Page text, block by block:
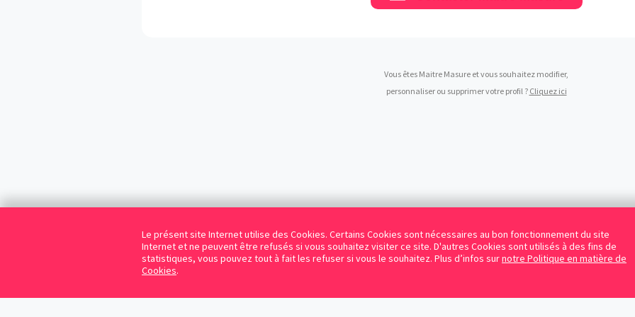
Le présent site Internet utilise des Cookies. Certains Cookies sont nécessaires au bon fonctionnement du site
Internet et ne peuvent être refusés si vous souhaitez visiter ce site. D'autres Cookies sont utilisés à des fins de
statistiques, vous pouvez tout à fait les refuser si vous le souhaitez. Plus d’infos surnotre Politique en matière de
Cookies.
Vous êtes Maitre Masure et vous souhaitez modifier,
personnaliser ou supprimer votre profil ? Cliquez ici